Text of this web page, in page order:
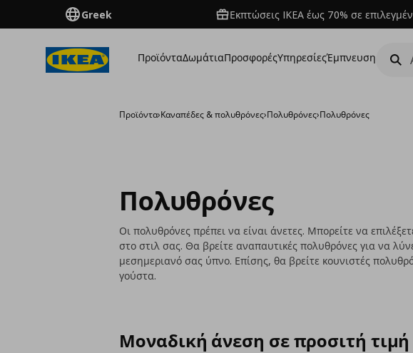
Greek Εκπτώσεις IKEA έως 70% σε
ΠροϊόνταΔωμάτιαΠροσφορέςΥπηρεσίεςΈμπνευση
Προϊόντα›Καναπέδες & πολυθρόνες›Πολυθρόνες›Πολυθρόνες
Πολυθρόνες
Οι πολυθρόνες πρέπει να είναι άνετες. Μπορείτε να
στο στιλ σας. Θα βρείτε αναπαυτικές πολυθρόνες για να
μεσημεριανό σας ύπνο. Επίσης, θα βρείτε κουνιστές
γούστα.
Μοναδική άνεση σε προσιτή τιμή